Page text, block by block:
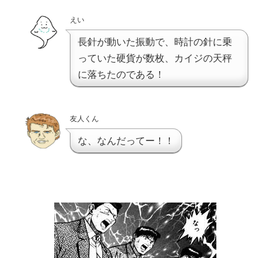
えい
長針が動いた振動で、時計の針に乗
っていた硬貨が数枚、カイジの天秤
に落ちたのである！
友人くん
な、なんだってー！！